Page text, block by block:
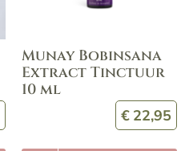
Munay Bobinsana
Extract Tinctuur
10 ml
€ 22,95